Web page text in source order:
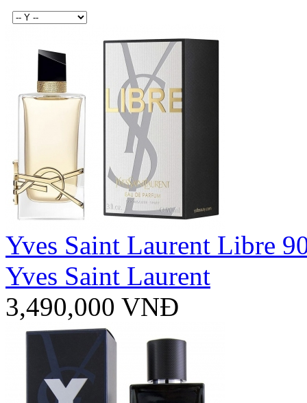
Yves Saint Laurent Libre
Yves Saint Laurent
3,490,000 VNĐ